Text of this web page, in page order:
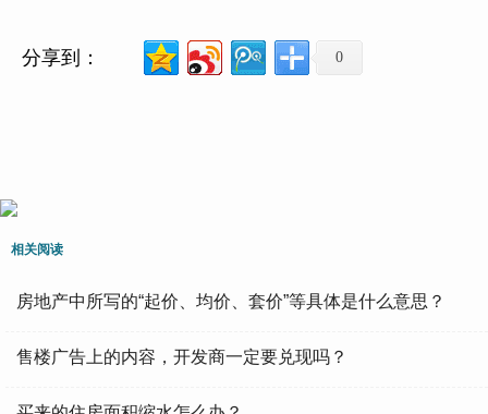
分享到： 0
相关阅读
房地产中所写的“起价、均价、套价”等具体是什么意思？
售楼广告上的内容，开发商一定要兑现吗？